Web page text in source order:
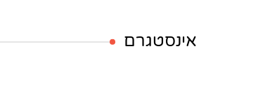
אינסטגרם